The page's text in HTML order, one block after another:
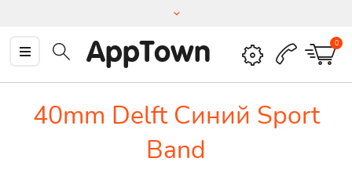
AppTown 0
40mm Delft Синий Sport
Band